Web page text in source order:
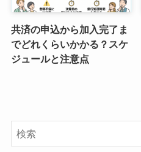
共済の申込から加入完了ま
でどれくらいかかる？スケ
ジュールと注意点